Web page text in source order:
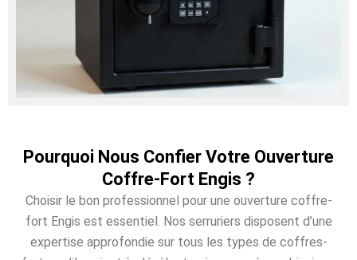
Pourquoi Nous Confier Votre Ouverture
Coffre-Fort Engis ?
Choisir le bon professionnel pour une ouverture coffre-
fort Engis est essentiel. Nos serruriers disposent d’une
expertise approfondie sur tous les types de coffres-